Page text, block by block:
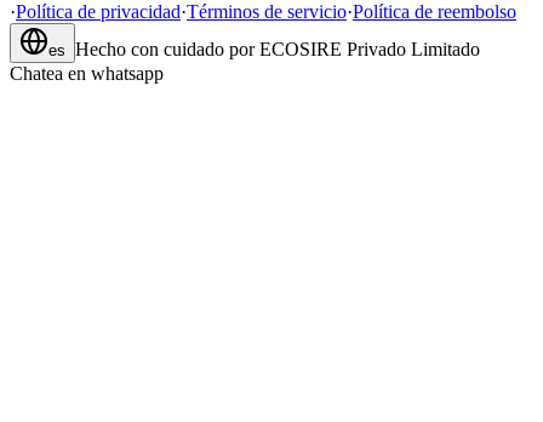
·Política de privacidad·Términos de servicio·Política de reembolso
es Hecho con cuidado por ECOSIRE Privado Limitado
Chatea en whatsapp